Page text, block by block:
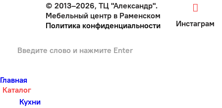
© 2013–2026, ТЦ "Александр".
Мебельный центр в Раменском
Политика конфиденциальности
Инстаграм
Главная
Каталог
Кухни